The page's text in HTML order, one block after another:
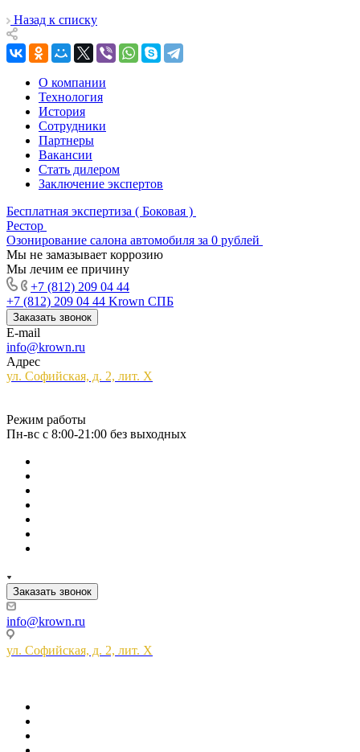
Назад к списку
О компании
Технология
История
Сотрудники
Партнеры
Вакансии
Стать дилером
Заключение экспертов
Бесплатная экспертиза ( Боковая )
Рестор
Озонирование салона автомобиля за 0 рублей
Мы не замазывает коррозию
Мы лечим ее причину
+7 (812) 209 04 44
+7 (812) 209 04 44 Krown СПБ
Заказать звонок
E-mail
info@krown.ru
Адрес
ул. Софийская, д. 2, лит. Х
Режим работы
Пн-вс с 8:00-21:00 без выходных
Заказать звонок
info@krown.ru
ул. Софийская, д. 2, лит. Х